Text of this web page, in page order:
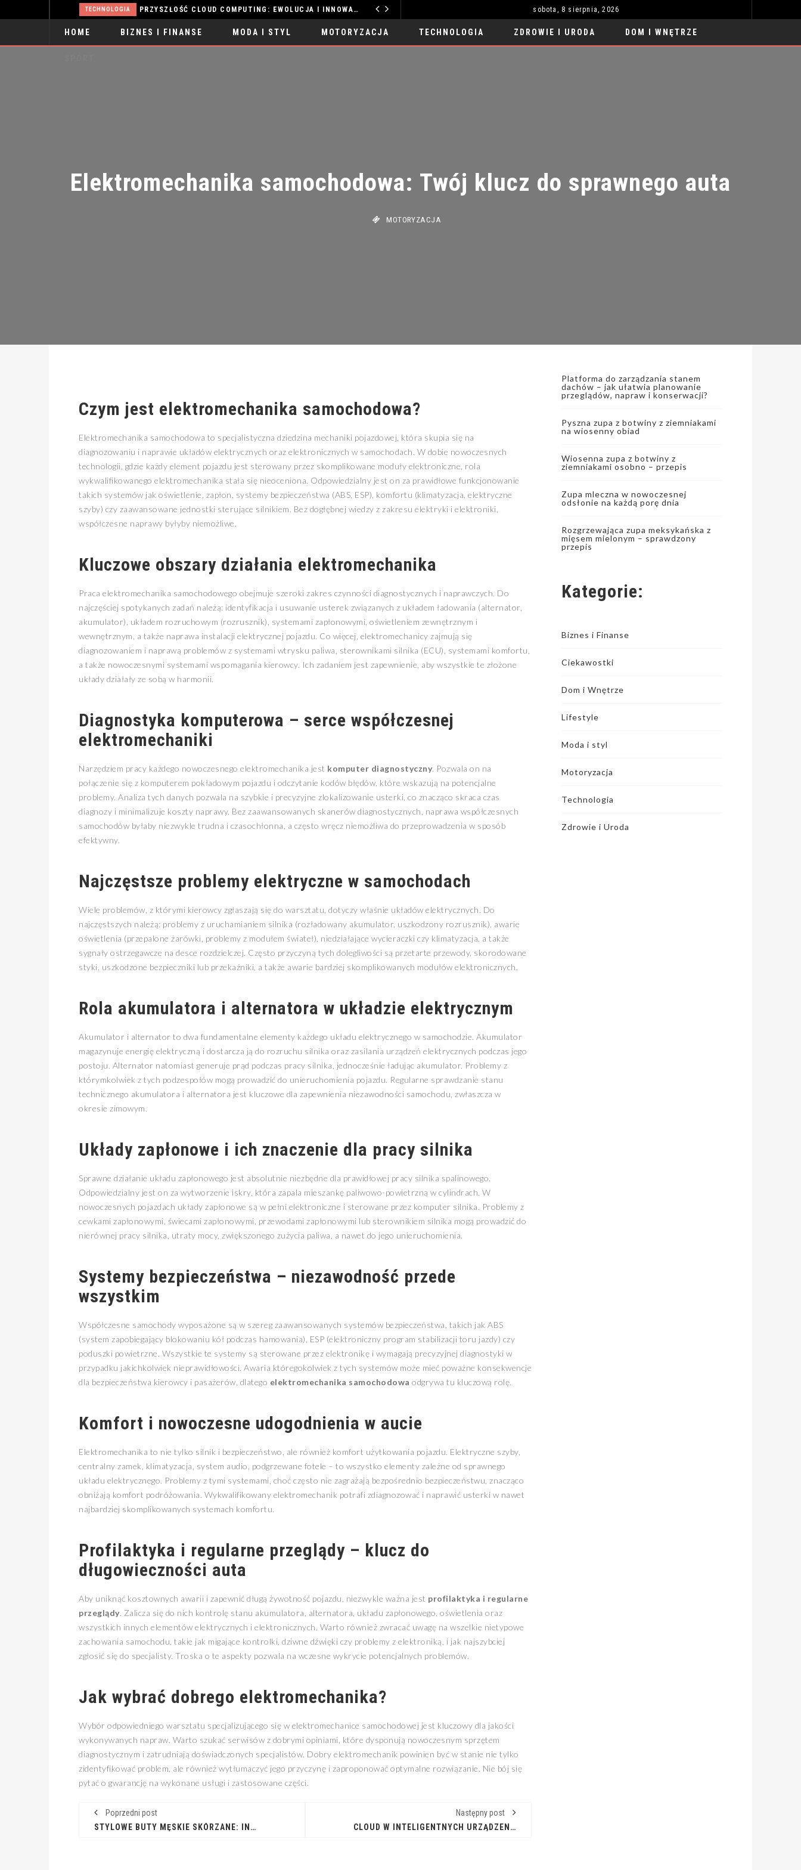
TECHNOLOGIA PRZYSZŁOŚĆ CLOUD COMPUTING: EWOLUCJA I INNOWACJE sobota, 8 sierpnia, 2026
HOME BIZNES I FINANSE MODA I STYL MOTORYZACJA TECHNOLOGIA ZDROWIE I URODA DOM I WNĘTRZE
Elektromechanika samochodowa: Twój klucz do sprawnego auta
Czym jest elektromechanika samochodowa?
Elektromechanika samochodowa to specjalistyczna dziedzina mechaniki pojazdowej, która skupia się na
diagnozowaniu i naprawie układów elektrycznych oraz elektronicznych w samochodach. W dobie nowoczesnych
technologii, gdzie każdy element pojazdu jest sterowany przez skomplikowane moduły elektroniczne, rola
wykwalifikowanego elektromechanika stała się nieoceniona. Odpowiedzialny jest on za prawidłowe funkcjonowanie
takich systemów jak oświetlenie, zapłon, systemy bezpieczeństwa (ABS, ESP), komfortu (klimatyzacja, elektryczne
szyby) czy zaawansowane jednostki sterujące silnikiem. Bez dogłębnej wiedzy z zakresu elektryki i elektroniki,
współczesne naprawy byłyby niemożliwe.
Kluczowe obszary działania elektromechanika
Praca elektromechanika samochodowego obejmuje szeroki zakres czynności diagnostycznych i naprawczych. Do
najczęściej spotykanych zadań należą: identyfikacja i usuwanie usterek związanych z układem ładowania (alternator,
akumulator), układem rozruchowym (rozrusznik), systemami zapłonowymi, oświetleniem zewnętrznym i
wewnętrznym, a także naprawa instalacji elektrycznej pojazdu. Co więcej, elektromechanicy zajmują się
diagnozowaniem i naprawą problemów z systemami wtrysku paliwa, sterownikami silnika (ECU), systemami komfortu,
a także nowoczesnymi systemami wspomagania kierowcy. Ich zadaniem jest zapewnienie, aby wszystkie te złożone
układy działały ze sobą w harmonii.
Diagnostyka komputerowa – serce współczesnej
elektromechaniki
Narzędziem pracy każdego nowoczesnego elektromechanika jest komputer diagnostyczny. Pozwala on na
połączenie się z komputerem pokładowym pojazdu i odczytanie kodów błędów, które wskazują na potencjalne
problemy. Analiza tych danych pozwala na szybkie i precyzyjne zlokalizowanie usterki, co znacząco skraca czas
diagnozy i minimalizuje koszty naprawy. Bez zaawansowanych skanerów diagnostycznych, naprawa współczesnych
samochodów byłaby niezwykle trudna i czasochłonna, a często wręcz niemożliwa do przeprowadzenia w sposób
efektywny.
Najczęstsze problemy elektryczne w samochodach
Wiele problemów, z którymi kierowcy zgłaszają się do warsztatu, dotyczy właśnie układów elektrycznych. Do
najczęstszych należą: problemy z uruchamianiem silnika (rozładowany akumulator, uszkodzony rozrusznik), awarie
oświetlenia (przepalone żarówki, problemy z modułem świateł), niedziałające wycieraczki czy klimatyzacja, a także
sygnały ostrzegawcze na desce rozdzielczej. Często przyczyną tych dolegliwości są przetarte przewody, skorodowane
styki, uszkodzone bezpieczniki lub przekaźniki, a także awarie bardziej skomplikowanych modułów elektronicznych.
Rola akumulatora i alternatora w układzie elektrycznym
Akumulator i alternator to dwa fundamentalne elementy każdego układu elektrycznego w samochodzie. Akumulator
magazynuje energię elektryczną i dostarcza ją do rozruchu silnika oraz zasilania urządzeń elektrycznych podczas jego
postoju. Alternator natomiast generuje prąd podczas pracy silnika, jednocześnie ładując akumulator. Problemy z
którymkolwiek z tych podzespołów mogą prowadzić do unieruchomienia pojazdu. Regularne sprawdzanie stanu
technicznego akumulatora i alternatora jest kluczowe dla zapewnienia niezawodności samochodu, zwłaszcza w
okresie zimowym.
Układy zapłonowe i ich znaczenie dla pracy silnika
Sprawne działanie układu zapłonowego jest absolutnie niezbędne dla prawidłowej pracy silnika spalinowego.
Odpowiedzialny jest on za wytworzenie iskry, która zapala mieszankę paliwowo-powietrzną w cylindrach. W
nowoczesnych pojazdach układy zapłonowe są w pełni elektroniczne i sterowane przez komputer silnika. Problemy z
cewkami zapłonowymi, świecami zapłonowymi, przewodami zapłonowymi lub sterownikiem silnika mogą prowadzić do
nierównej pracy silnika, utraty mocy, zwiększonego zużycia paliwa, a nawet do jego unieruchomienia.
Systemy bezpieczeństwa – niezawodność przede
wszystkim
Współczesne samochody wyposażone są w szereg zaawansowanych systemów bezpieczeństwa, takich jak ABS
(system zapobiegający blokowaniu kół podczas hamowania), ESP (elektroniczny program stabilizacji toru jazdy) czy
poduszki powietrzne. Wszystkie te systemy są sterowane przez elektronikę i wymagają precyzyjnej diagnostyki w
przypadku jakichkolwiek nieprawidłowości. Awaria któregokolwiek z tych systemów może mieć poważne konsekwencje
dla bezpieczeństwa kierowcy i pasażerów, dlatego elektromechanika samochodowa odgrywa tu kluczową rolę.
Komfort i nowoczesne udogodnienia w aucie
Elektromechanika to nie tylko silnik i bezpieczeństwo, ale również komfort użytkowania pojazdu. Elektryczne szyby,
centralny zamek, klimatyzacja, system audio, podgrzewane fotele – to wszystko elementy zależne od sprawnego
układu elektrycznego. Problemy z tymi systemami, choć często nie zagrażają bezpośrednio bezpieczeństwu, znacząco
obniżają komfort podróżowania. Wykwalifikowany elektromechanik potrafi zdiagnozować i naprawić usterki w nawet
najbardziej skomplikowanych systemach komfortu.
Profilaktyka i regularne przeglądy – klucz do
długowieczności auta
Aby uniknąć kosztownych awarii i zapewnić długą żywotność pojazdu, niezwykle ważna jest profilaktyka i regularne
przeglądy. Zalicza się do nich kontrolę stanu akumulatora, alternatora, układu zapłonowego, oświetlenia oraz
wszystkich innych elementów elektrycznych i elektronicznych. Warto również zwracać uwagę na wszelkie nietypowe
zachowania samochodu, takie jak migające kontrolki, dziwne dźwięki czy problemy z elektroniką, i jak najszybciej
zgłosić się do specjalisty. Troska o te aspekty pozwala na wczesne wykrycie potencjalnych problemów.
Jak wybrać dobrego elektromechanika?
Wybór odpowiedniego warsztatu specjalizującego się w elektromechanice samochodowej jest kluczowy dla jakości
wykonywanych napraw. Warto szukać serwisów z dobrymi opiniami, które dysponują nowoczesnym sprzętem
diagnostycznym i zatrudniają doświadczonych specjalistów. Dobry elektromechanik powinien być w stanie nie tylko
zidentyfikować problem, ale również wytłumaczyć jego przyczynę i zaproponować optymalne rozwiązanie. Nie bój się
pytać o gwarancję na wykonane usługi i zastosowane części.
Poprzedni post
STYLOWE BUTY MĘSKIE SKÓRZANE: INWESTYCJA NA LATA
Następny post
CLOUD W INTELIGENTNYCH URZĄDZENIACH: PRZYSZŁOŚĆ JEST JUŻ DZIŚ
Platforma do zarządzania stanem
dachów – jak ułatwia planowanie
przeglądów, napraw i konserwacji?
Pyszna zupa z botwiny z ziemniakami
na wiosenny obiad
Wiosenna zupa z botwiny z
ziemniakami osobno – przepis
Zupa mleczna w nowoczesnej
odsłonie na każdą porę dnia
Rozgrzewająca zupa meksykańska z
mięsem mielonym – sprawdzony
przepis
Kategorie:
Biznes i Finanse
Ciekawostki
Dom i Wnętrze
Lifestyle
Moda i styl
Motoryzacja
Technologia
Zdrowie i Uroda